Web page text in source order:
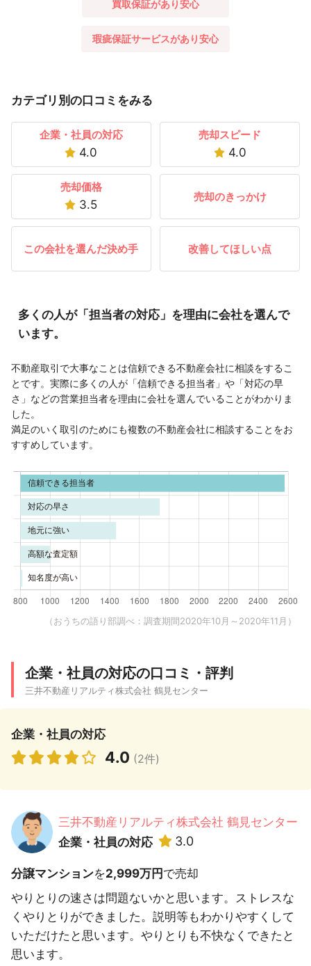
買取保証があり安心
瑕疵保証サービスがあり安心
カテゴリ別の口コミをみる
企業・社員の対応
4.0
売却スピード
4.0
売却価格
3.5
売却のきっかけ
この会社を選んだ決め手 改善してほしい点
多くの人が「担当者の対応」を理由に会社を選んで
います。
不動産取引で大事なことは信頼できる不動産会社に相談をするこ
とです。実際に多くの人が「信頼できる担当者」や「対応の早
さ」などの営業担当者を理由に会社を選んでいることがわかりま
した。
満足のいく取引のためにも複数の不動産会社に相談することをお
すすめしています。
（おうちの語り部調べ：調査期間2020年10月～2020年11月）
企業・社員の対応の口コミ・評判
三井不動産リアルティ株式会社 鶴見センター
企業・社員の対応
4.0 (2件)
三井不動産リアルティ株式会社 鶴見センター
企業・社員の対応
3.0
分譲マンションを2,999万円で売却
やりとりの速さは問題ないかと思います。ストレスな
くやりとりができました。説明等もわかりやすくして
いただけたと思います。やりとりも不快なくできたと
思います。